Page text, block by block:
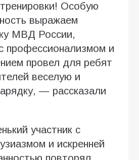
тренировки! Особую
выражаем
МВД России,
профессионализмом и
провел для ребят
веселую и
— рассказали
участник с
и искренней